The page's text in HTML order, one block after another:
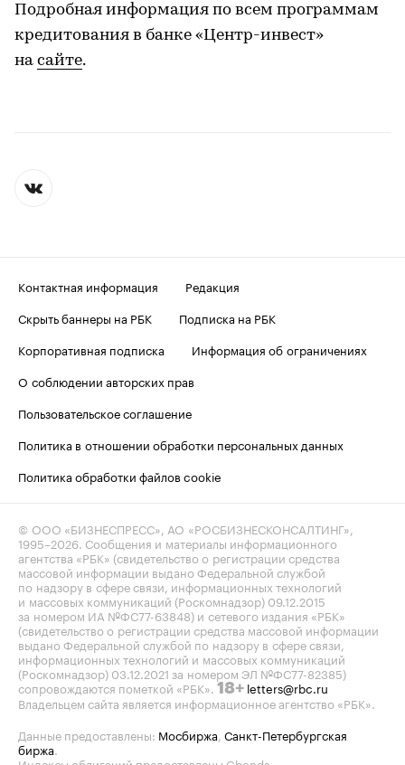
Подробная информация по всем программам
кредитования в банке «Центр-инвест»
на сайте.
Контактная информация
Редакция
Скрыть баннеры на РБК
Подписка на РБК
Корпоративная подписка
Информация об ограничениях
О соблюдении авторских прав
Пользовательское соглашение
Политика в отношении обработки персональных данных
Политика обработки файлов cookie
© ООО «БИЗНЕСПРЕСС», АО «РОСБИЗНЕСКОНСАЛТИНГ»,
1995–2026. Сообщения и материалы информационного
агентства «РБК» (свидетельство о регистрации средства
массовой информации выдано Федеральной службой
по надзору в сфере связи, информационных технологий
и массовых коммуникаций (Роскомнадзор) 09.12.2015
за номером ИА №ФС77-63848) и сетевого издания «РБК»
(свидетельство о регистрации средства массовой информации
выдано Федеральной службой по надзору в сфере связи,
информационных технологий и массовых коммуникаций
(Роскомнадзор) 03.12.2021 за номером ЭЛ №ФС77-82385)
сопровождаются пометкой «РБК». 18+ letters@rbc.ru
Владельцем сайта является информационное агентство «РБК».
Данные предоставлены: Мосбиржа, Санкт-Петербургская
биржа.